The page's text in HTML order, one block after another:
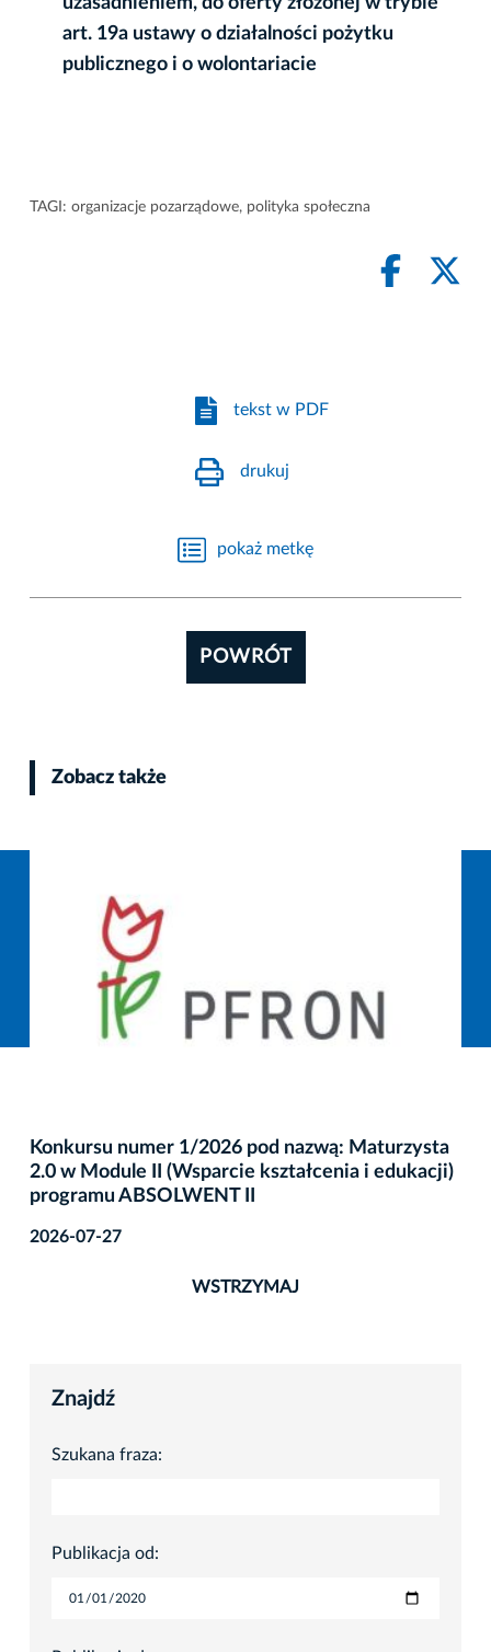
art. 19a ustawy o działalności pożytku
publicznego i o wolontariacie
TAGI: organizacje pozarządowe, polityka społeczna
tekst w PDF
drukuj
pokaż metkę
POWRÓT
Zobacz także
Konkursu numer 1/2026 pod nazwą: Maturzysta
2.0 w Module II (Wsparcie kształcenia i edukacji)
programu ABSOLWENT II
2026-07-27
WSTRZYMAJ
Znajdź
Szukana fraza:
Publikacja od: